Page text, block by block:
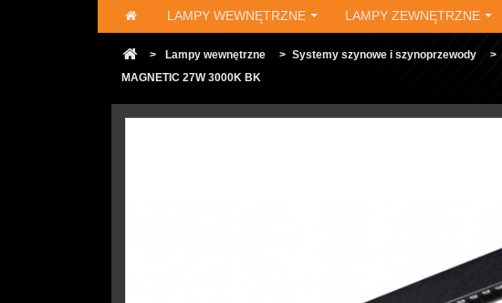
LAMPY WEWNĘTRZNE LAMPY ZEWNĘTRZNE
> Lampy wewnętrzne > Systemy szynowe i szynoprzewody >
MAGNETIC 27W 3000K BK